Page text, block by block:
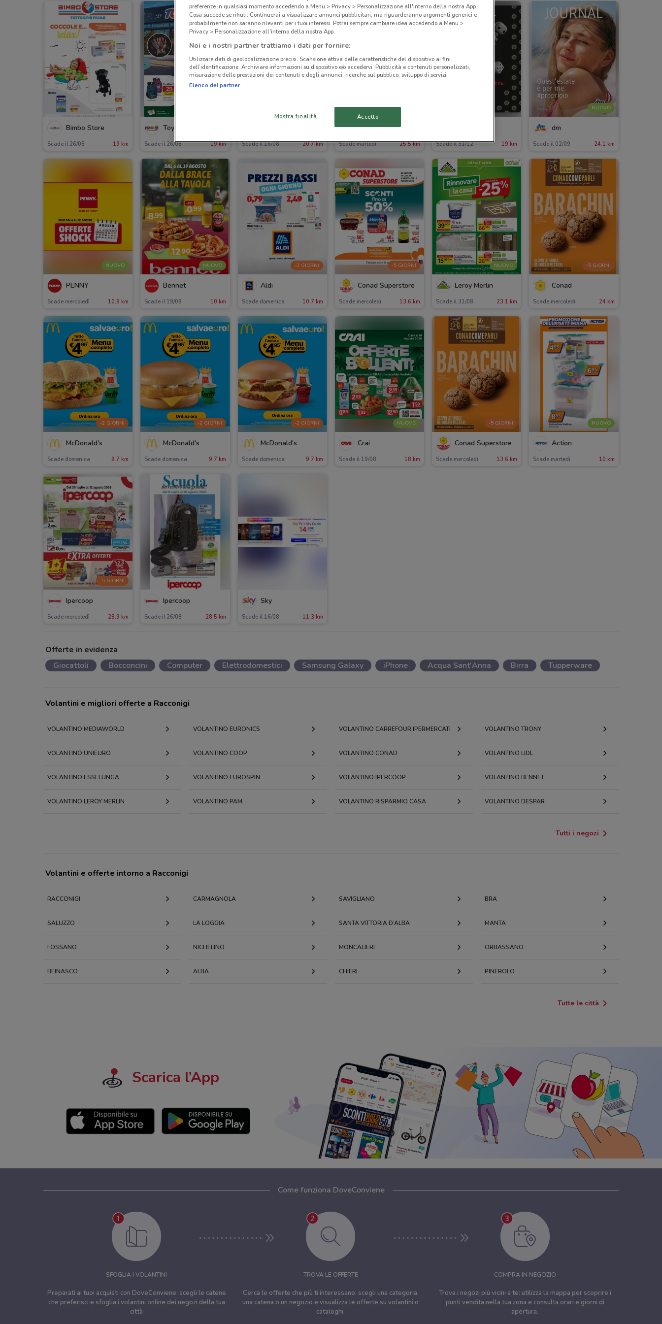
Bimbo Store
Scade il 26/08 19 km
Toys Center
Scade il 26/08 19 km Scade il 16/08 20.7 km
-4 GIORNI
Unes
Scade martedì 25.5 km Scade il 31/12 19 km
NUOVO
dm
Scade il 02/09 24.1 km
NUOVO
PENNY
Scade mercoledì 10.8 km
NUOVO
Bennet
Scade il 19/08 10 km
-2 GIORNI
Aldi
Scade domenica 10.7 km
-5 GIORNI
Conad Superstore
Scade mercoledì 13.6 km
NUOVO
Leroy Merlin
Scade il 31/08 23.1 km
-5 GIORNI
Conad
Scade mercoledì 24 km
-2 GIORNI
McDonald's
Scade domenica 9.7 km
-2 GIORNI
McDonald's
Scade domenica 9.7 km
-2 GIORNI
McDonald's
Scade domenica 9.7 km
NUOVO
Crai
Scade il 19/08 18 km
-5 GIORNI
Conad Superstore
Scade mercoledì 13.6 km
NUOVO
Action
Scade martedì 10 km
-5 GIORNI
Ipercoop
Scade mercoledì 28.9 km
Ipercoop
Scade il 26/08 28.5 km
Sky
Scade il 16/08 11.3 km
Offerte in evidenza
Giocattoli
Bocconcini Computer Elettrodomestici Samsung Galaxy iPhone Acqua Sant'Anna Birra Tupperware
Volantini e migliori offerte a Racconigi
VOLANTINO MEDIAWORLD VOLANTINO EURONICS VOLANTINO CARREFOUR IPERMERCATI VOLANTINO TRONY
VOLANTINO UNIEURO VOLANTINO COOP VOLANTINO CONAD VOLANTINO LIDL
VOLANTINO ESSELUNGA VOLANTINO EUROSPIN VOLANTINO IPERCOOP VOLANTINO BENNET
VOLANTINO LEROY MERLIN VOLANTINO PAM VOLANTINO RISPARMIO CASA VOLANTINO DESPAR
Tutti i negozi
Volantini e offerte intorno a Racconigi
RACCONIGI CARMAGNOLA SAVIGLIANO BRA
SALUZZO LA LOGGIA SANTA VITTORIA D’ALBA MANTA
FOSSANO NICHELINO MONCALIERI ORBASSANO
BEINASCO ALBA CHIERI PINEROLO
Tutte le città
Scarica l’App
Come funziona DoveConviene
SFOGLIA I VOLANTINI
Preparati ai tuoi acquisti con DoveConviene: scegli le catene
che preferisci e sfoglia i volantini online dei negozi della tua
città
TROVA LE OFFERTE
Cerca le offerte che più ti interessano: scegli una categoria,
una catena o un negozio e visualizza le offerte su volantini o
cataloghi.
COMPRA IN NEGOZIO
Trova i negozi più vicini a te: utilizza la mappa per scoprire i
punti vendita nella tua zona e consulta orari e giorni di
apertura.
preferenze in qualsiasi momento accedendo a Menu > Privacy > Personalizzazione all'interno della nostra App.
Cosa succede se rifiuti: Continuerai a visualizzare annunci pubblicitari, ma riguarderanno argomenti generici e
probabilmente non saranno rilevanti per i tuoi interessi. Potrai sempre cambiare idea accedendo a Menu >
Privacy > Personalizzazione all'interno della nostra App.
Noi e i nostri partner trattiamo i dati per fornire:
Utilizzare dati di geolocalizzazione precisi. Scansione attiva delle caratteristiche del dispositivo ai fini
dell’identificazione. Archiviare informazioni su dispositivo e/o accedervi. Pubblicità e contenuti personalizzati,
misurazione delle prestazioni dei contenuti e degli annunci, ricerche sul pubblico, sviluppo di servizi.
Elenco dei partner
Mostra finalità Accetto